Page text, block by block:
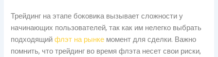
Трейдинг на этапе боковика вызывает сложности у
начинающих пользователей, так как им нелегко выбрать
подходящийфлэт на рынке момент для сделки. Важно
помнить, что трейдинг во время флэта несет свои риски,